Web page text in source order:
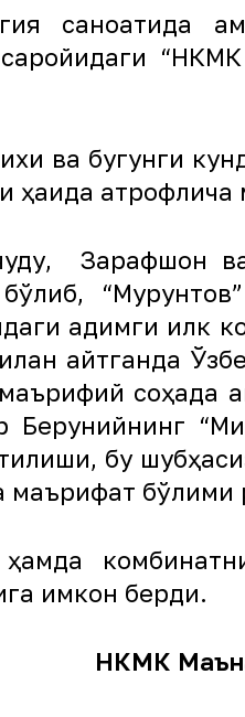
саноатида
ва бугунги
Зарафшон
қадимги илк
айтганда
соҳада
бу
маърифат
имкон берди.
НКМК